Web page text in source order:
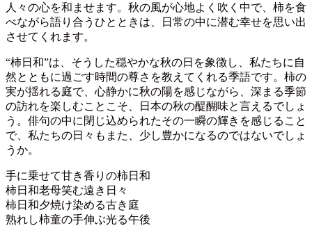
人々の心を和ませます。秋の風が心地よく吹く中で、柿を食
べながら語り合うひとときは、日常の中に潜む幸せを思い出
させてくれます。
“柿日和”は、そうした穏やかな秋の日を象徴し、私たちに自
然とともに過ごす時間の尊さを教えてくれる季語です。柿の
実が揺れる庭で、心静かに秋の陽を感じながら、深まる季節
の訪れを楽しむことこそ、日本の秋の醍醐味と言えるでしょ
う。俳句の中に閉じ込められたその一瞬の輝きを感じること
で、私たちの日々もまた、少し豊かになるのではないでしょ
うか。
手に乗せて甘き香りの柿日和
柿日和老母笑む遠き日々
柿日和夕焼け染める古き庭
熟れし柿童の手伸ぶ光る午後